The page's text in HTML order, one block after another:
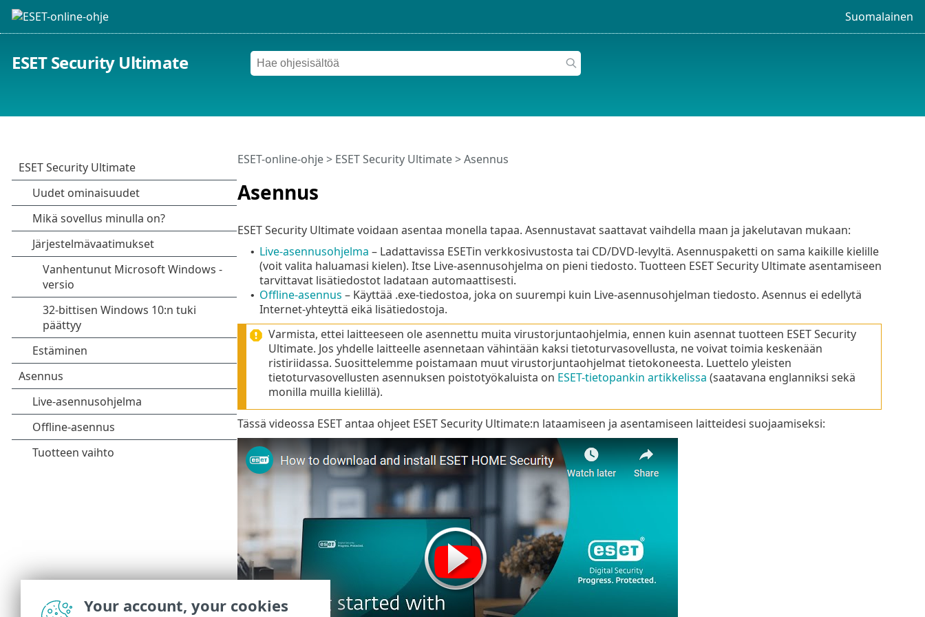
Suomalainen
ESET Security Ultimate
Asennus
ESET-online-ohje> ESET Security Ultimate>Asennus
ESET Security Ultimate voidaan asentaa monella tapaa. Asennustavat saattavat vaihdella maan ja jakelutavan mukaan:
• Live-asennusohjelma – Ladattavissa ESETin verkkosivustosta tai CD/DVD-levyltä. Asennuspaketti on sama kaikille kielille
(voit valita haluamasi kielen). Itse Live-asennusohjelma on pieni tiedosto. Tuotteen ESET Security Ultimate asentamiseen
tarvittavat lisätiedostot ladataan automaattisesti.
• Offline-asennus – Käyttää .exe-tiedostoa, joka on suurempi kuin Live-asennusohjelman tiedosto. Asennus ei edellytä
Internet-yhteyttä eikä lisätiedostoja.
Varmista, ettei laitteeseen ole asennettu muita virustorjuntaohjelmia, ennen kuin asennat tuotteen ESET Security
Ultimate. Jos yhdelle laitteelle asennetaan vähintään kaksi tietoturvasovellusta, ne voivat toimia keskenään
ristiriidassa. Suosittelemme poistamaan muut virustorjuntaohjelmat tietokoneesta. Luettelo yleisten
tietoturvasovellusten asennuksen poistotyökaluista on ESET-tietopankin artikkelissa (saatavana englanniksi sekä
monilla muilla kielillä).
Tässä videossa ESET antaa ohjeet ESET Security Ultimate:n lataamiseen ja asentamiseen laitteidesi suojaamiseksi:
Your account, your cookies